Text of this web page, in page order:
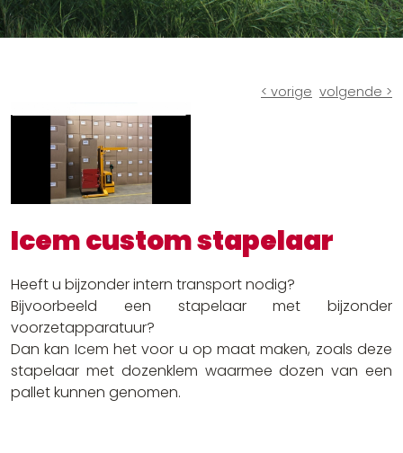
Ruw terrein heftrucks
Batterijen en laders
< vorige volgende >
Icem custom stapelaar
Heeft u bijzonder intern transport nodig?
Bijvoorbeeld een stapelaar met bijzonder
voorzetapparatuur?
Dan kan Icem het voor u op maat maken, zoals deze
stapelaar met dozenklem waarmee dozen van een
pallet kunnen genomen.